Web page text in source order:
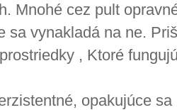
Mnohé cez pult
sa vynakladá na ne.
, Ktoré
opakujúce